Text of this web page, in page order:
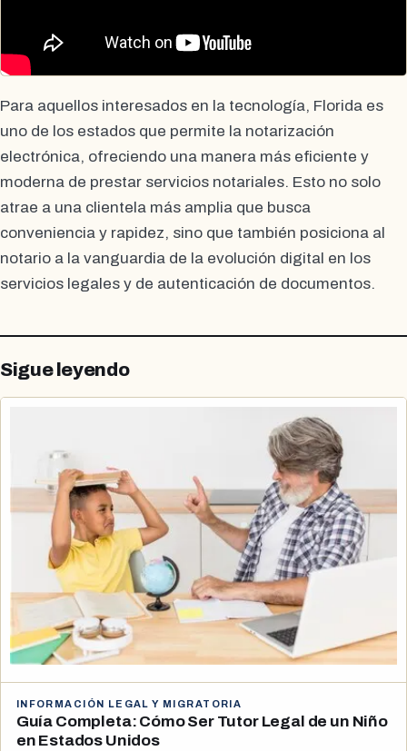
Para aquellos interesados en la tecnología, Florida es
uno de los estados que permite la notarización
electrónica, ofreciendo una manera más eficiente y
moderna de prestar servicios notariales. Esto no solo
atrae a una clientela más amplia que busca
conveniencia y rapidez, sino que también posiciona al
notario a la vanguardia de la evolución digital en los
servicios legales y de autenticación de documentos.
Sigue leyendo
INFORMACIÓN LEGAL Y MIGRATORIA
Guía Completa: Cómo Ser Tutor Legal de un Niño
en Estados Unidos